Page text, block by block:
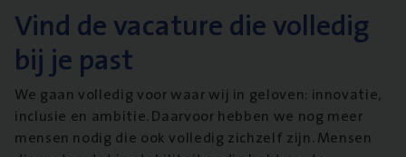
Vind de vacature die volledig
bij je past
We gaan volledig voor waar wij in geloven: innovatie,
inclusie en ambitie. Daarvoor hebben we nog meer
mensen nodig die ook volledig zichzelf zijn. Mensen